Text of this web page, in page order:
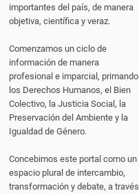
importantes del país, de manera
objetiva, científica y veraz.
Comenzamos un ciclo de
información de manera
profesional e imparcial, primando
los Derechos Humanos, el Bien
Colectivo, la Justicia Social, la
Preservación del Ambiente y la
Igualdad de Género.
Concebimos este portal como un
espacio plural de intercambio,
transformación y debate, a través